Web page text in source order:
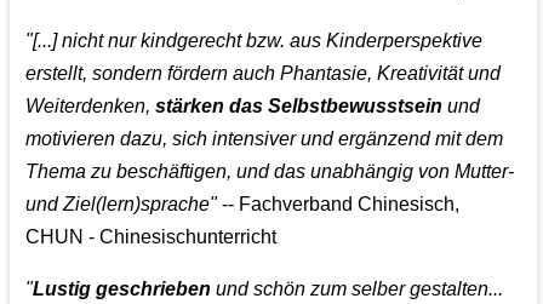
"[...] nicht nur kindgerecht bzw. aus Kinderperspektive
erstellt, sondern fördern auch Phantasie, Kreativität und
Weiterdenken,stärken das Selbstbewusstsein und
motivieren dazu, sich intensiver und ergänzend mit dem
Thema zu beschäftigen, und das unabhängig von Mutter-
und Ziel(lern)sprache"-- Fachverband Chinesisch,
CHUN - Chinesischunterricht
"Lustig geschrieben und schön zum selber gestalten...